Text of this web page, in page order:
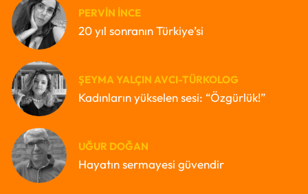
PERVIN İNCE
20 yıl sonranın Türkiye’si
ŞEYMA YALÇIN AVCI-TÜRKOLOG
Kadınların yükselen sesi: “Özgürlük!”
UĞUR DOĞAN
Hayatın sermayesi güvendir